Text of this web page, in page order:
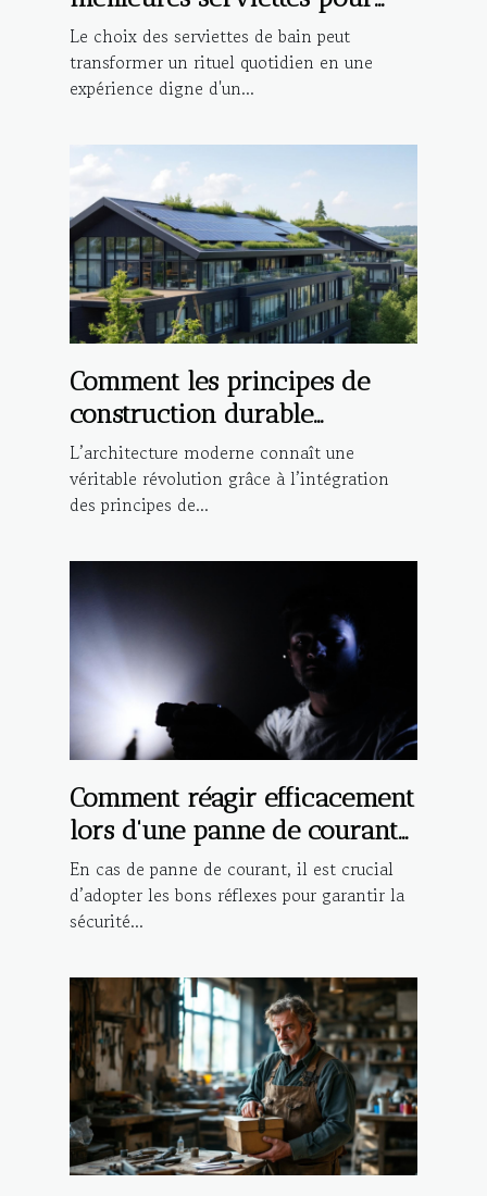
une expérience de bain de
luxe ?
Le choix des serviettes de bain peut
transformer un rituel quotidien en une
expérience digne d'un...
Comment les principes de
construction durable
influencent-ils l'architecture
moderne ?
L’architecture moderne connaît une
véritable révolution grâce à l’intégration
des principes de...
Comment réagir efficacement
lors d'une panne de courant
?
En cas de panne de courant, il est crucial
d’adopter les bons réflexes pour garantir la
sécurité...